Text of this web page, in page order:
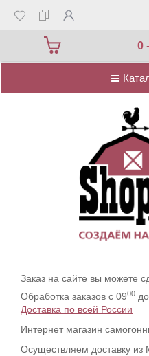
0
Каталог товаров
Заказ на сайте вы можете
Обработка заказов с 0900
Доставка по всей России
Интернет магазин
Осуществляем доставку из